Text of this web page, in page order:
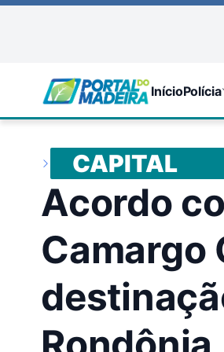
InícioPolícia
CAPITAL
Acordo
Camargo